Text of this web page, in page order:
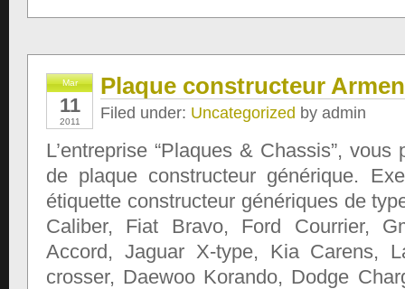
Mar
11
2011
Plaque constructeur
Filed under: Uncategorized by admin
L’entreprise “Plaques & Chassis”,
de plaque constructeur générique.
étiquette constructeur génériques de
Caliber, Fiat Bravo, Ford Courrier,
Accord, Jaguar X-type, Kia Carens,
crosser, Daewoo Korando, Dodge